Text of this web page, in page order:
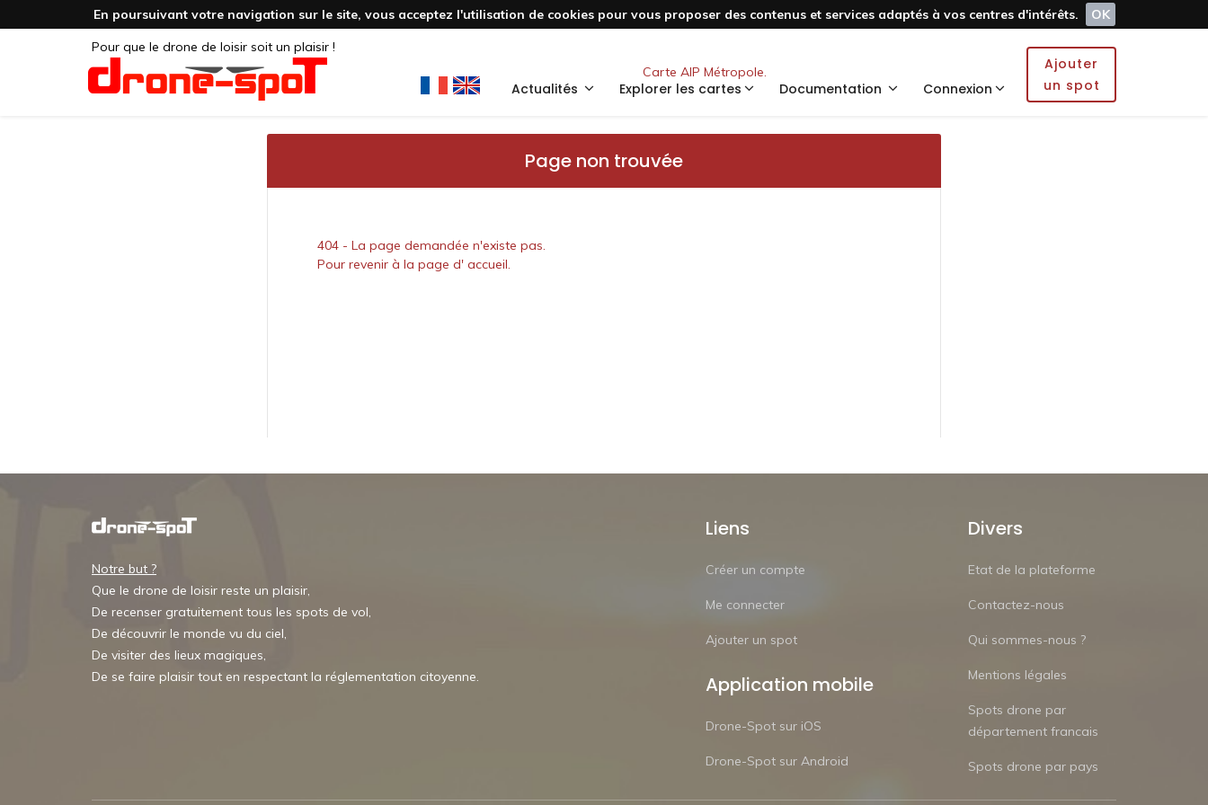
En poursuivant votre navigation sur le site, vous acceptez l'utilisation de cookies pour vous proposer des contenus et services adaptés à vos centres d'intérêts.
OK
Pour que le drone de loisir soit un plaisir !
Carte AIP Métropole.
Actualités Explorer les cartes Documentation Connexion
Ajouter
un spot
Page non trouvée
404 - La page demandée n'existe pas.
Pour revenir à la page d' accueil.
Notre but ?
Que le drone de loisir reste un plaisir,
De recenser gratuitement tous les spots de vol,
De découvrir le monde vu du ciel,
De visiter des lieux magiques,
De se faire plaisir tout en respectant la réglementation citoyenne.
Liens
Créer un compte
Me connecter
Ajouter un spot
Application mobile
Drone-Spot sur iOS
Drone-Spot sur Android
Divers
Etat de la plateforme
Contactez-nous
Qui sommes-nous ?
Mentions légales
Spots drone par
département francais
Spots drone par pays